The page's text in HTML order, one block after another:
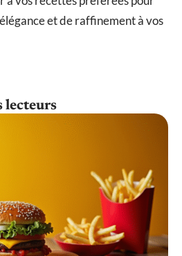
et de raffinement à vos
lecteurs